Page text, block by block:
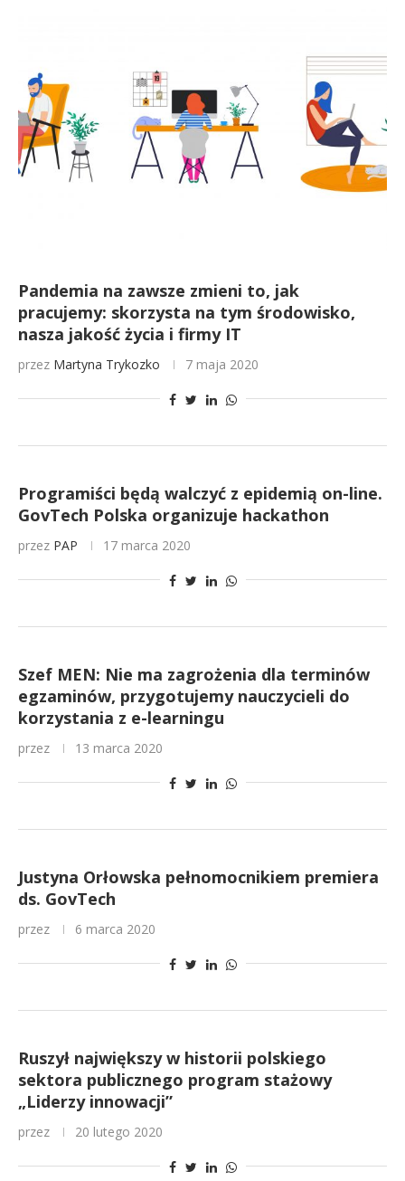
Pandemia na zawsze zmieni to, jak
pracujemy: skorzysta na tym środowisko,
nasza jakość życia i firmy IT
przez Martyna Trykozko 7 maja 2020
Programiści będą walczyć z epidemią on-line.
GovTech Polska organizuje hackathon
przez PAP 17 marca 2020
Szef MEN: Nie ma zagrożenia dla terminów
egzaminów, przygotujemy nauczycieli do
korzystania z e-learningu
przez 13 marca 2020
Justyna Orłowska pełnomocnikiem premiera
ds. GovTech
przez 6 marca 2020
Ruszył największy w historii polskiego
sektora publicznego program stażowy
„Liderzy innowacji”
przez 20 lutego 2020